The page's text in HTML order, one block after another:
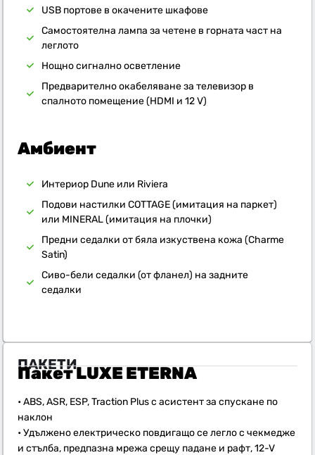
USB портове в окачените шкафове
Самостоятелна лампа за четене в горната част на
леглото
Нощно сигнално осветление
Предварително окабеляване за телевизор в
спалното помещение (HDMI и 12 V)
Амбиент
Интериор Dune или Riviera
Подови настилки COTTAGE (имитация на паркет)
или MINERAL (имитация на плочки)
Предни седалки от бяла изкуствена кожа (Charme
Satin)
Сиво-бели седалки (от фланел) на задните
седалки
ПАКЕТИ
Пакет LUXE ETERNA
• ABS, ASR, ESP, Traction Plus с асистент за спускане по
наклон
• Удължено електрическо повдигащо се легло с чекмедже
и стълба, предпазна мрежа срещу падане и рафт, 12-V